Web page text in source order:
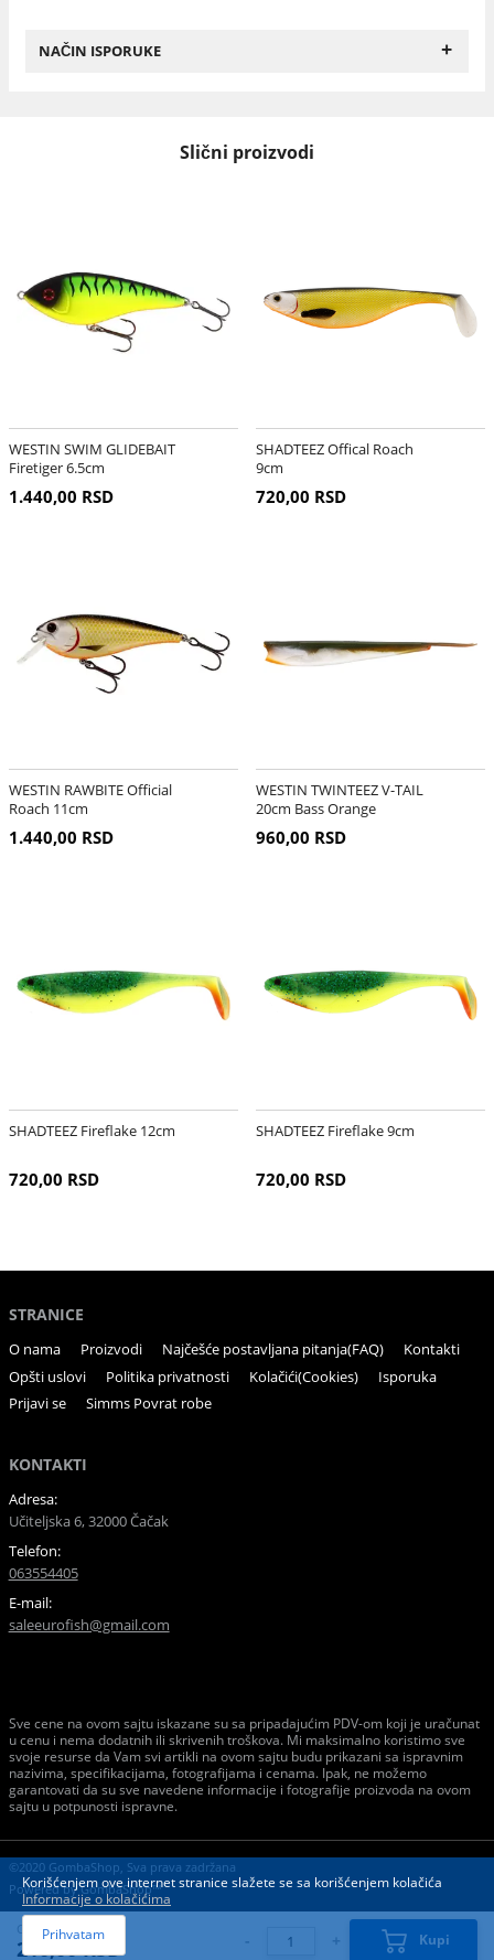
NAČIN ISPORUKE +
Slični proizvodi
WESTIN SWIM GLIDEBAIT
Firetiger 6.5cm
1.440,00 RSD
SHADTEEZ Offical Roach
9cm
720,00 RSD
WESTIN RAWBITE Official
Roach 11cm
1.440,00 RSD
WESTIN TWINTEEZ V-TAIL
20cm Bass Orange
960,00 RSD
SHADTEEZ Fireflake 12cm
720,00 RSD
SHADTEEZ Fireflake 9cm
720,00 RSD
STRANICE
O nama Proizvodi Najčešće postavljana pitanja(FAQ)
Kontakti
Opšti uslovi
Politika privatnosti Kolačići(Cookies)
Isporuka
Prijavi se
Simms Povrat robe
KONTAKTI
Adresa:
Učiteljska 6, 32000 Čačak
Telefon:
063554405
E-mail:
saleeurofish@gmail.com
Sve cene na ovom sajtu iskazane su sa pripadajućim PDV-om koji je uračunat
u cenu i nema dodatnih ili skrivenih troškova. Mi maksimalno koristimo sve
svoje resurse da Vam svi artikli na ovom sajtu budu prikazani sa ispravnim
nazivima, specifikacijama, fotografijama i cenama. Ipak, ne možemo
garantovati da su sve navedene informacije i fotografije proizvoda na ovom
sajtu u potpunosti ispravne.
©2020 GombaShop, Sva prava zadržana
Powered byGombaShop™
Cena:
210,00 RSD - + Kupi
Korišćenjem ove internet stranice slažete se sa korišćenjem kolačića
Informacije o kolačićima
Prihvatam